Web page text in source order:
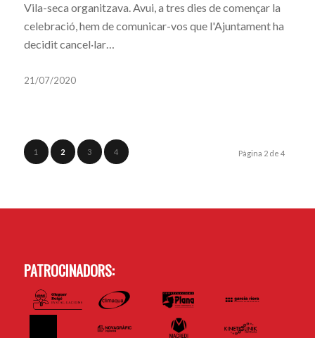
Vila-seca organitzava. Avui, a tres dies de començar la
celebració, hem de comunicar-vos que l'Ajuntament ha
decidit cancel·lar…
21/07/2020
Pàgina 2 de 4
1 2 3 4
PATROCINADORS: